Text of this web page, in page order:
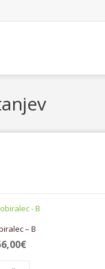
– B
€